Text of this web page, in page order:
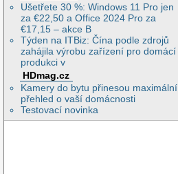
Ušetřete 30 %: Windows 11 Pro jen
za €22,50 a Office 2024 Pro za
€17,15 – akce B
Týden na ITBiz: Čína podle zdrojů
zahájila výrobu zařízení pro domácí
produkci v
HDmag.cz
Kamery do bytu přinesou maximální
přehled o vaší domácnosti
Testovací novinka